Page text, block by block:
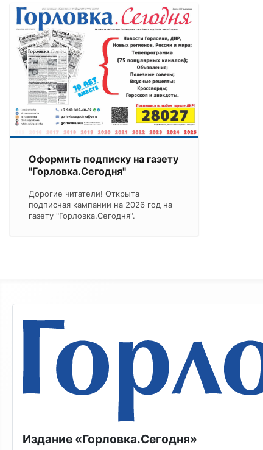
Оформить подписку на газету
"Горловка.Сегодня"
Дорогие читатели! Открыта
подписная кампании на 2026 год на
газету "Горловка.Сегодня".
Издание «Горловка.Сегодня»